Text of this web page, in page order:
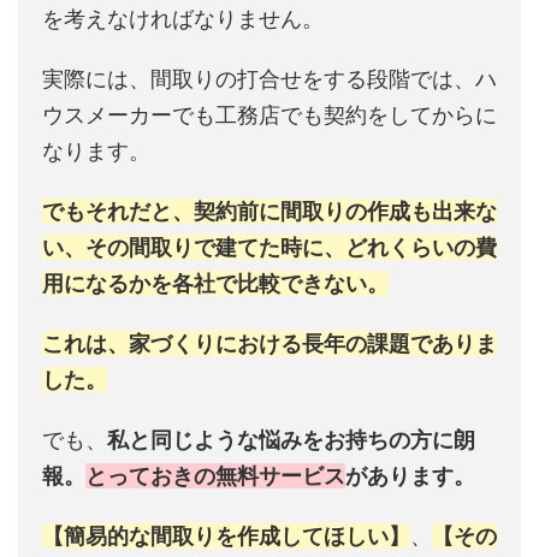
を考えなければなりません。
実際には、間取りの打合せをする段階では、ハ
ウスメーカーでも工務店でも契約をしてからに
なります。
でもそれだと、契約前に間取りの作成も出来な
い、その間取りで建てた時に、どれくらいの費
用になるかを各社で比較できない。
これは、家づくりにおける長年の課題でありま
した。
でも、 私と同じような悩みをお持ちの方に朗
報。
とっておきの無料サービスがあります。
【簡易的な間取りを作成してほしい】 、
【その